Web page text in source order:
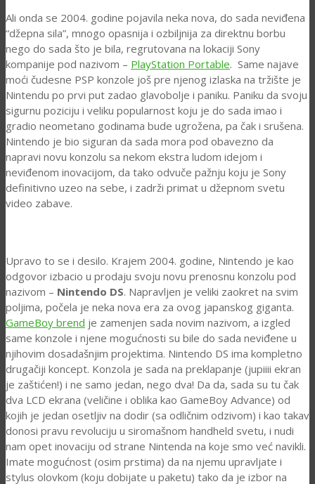
Ali onda se 2004. godine pojavila neka nova, do sada neviđena
“džepna sila”, mnogo opasnija i ozbiljnija za direktnu borbu
nego do sada što je bila, regrutovana na lokaciji Sony
kompanije pod nazivom – PlayStation Portable. Same najave
moći čudesne PSP konzole još pre njenog izlaska na tržište je
Nintendu po prvi put zadao glavobolje i paniku. Paniku da svoju
sigurnu poziciju i veliku popularnost koju je do sada imao i
gradio neometano godinama bude ugrožena, pa čak i srušena.
Nintendo je bio siguran da sada mora pod obavezno da
napravi novu konzolu sa nekom ekstra ludom idejom i
neviđenom inovacijom, da tako odvuče pažnju koju je Sony
definitivno uzeo na sebe, i zadrži primat u džepnom svetu
video zabave.
Upravo to se i desilo. Krajem 2004. godine, Nintendo je kao
odgovor izbacio u prodaju svoju novu prenosnu konzolu pod
nazivom – Nintendo DS. Napravljen je veliki zaokret na svim
poljima, počela je neka nova era za ovog japanskog giganta.
GameBoy brend je zamenjen sada novim nazivom, a izgled
same konzole i njene mogućnosti su bile do sada neviđene u
njihovim dosadašnjim projektima. Nintendo DS ima kompletno
drugačiji koncept. Konzola je sada na preklapanje (jupiiii ekran
je zaštićen!) i ne samo jedan, nego dva! Da da, sada su tu čak
dva LCD ekrana (veličine i oblika kao GameBoy Advance) od
kojih je jedan osetljiv na dodir (sa odličnim odzivom) i kao takav
donosi pravu revoluciju u siromašnom handheld svetu, i nudi
nam opet inovaciju od strane Nintenda na koje smo već navikli.
Imate mogućnost (osim prstima) da na njemu upravljate i
stylus olovkom (koju dobijate u paketu) tako da je izbor na